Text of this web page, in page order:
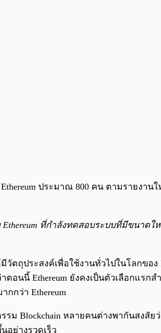
ประมาณ 800 คน ตามรายงาน
ที่กำลังทดสอบระบบที่มีขนาด
มีวัตถุประสงค์เพื่อใช้งานทั่วไปในโลกข
ตอนนี้ Ethereum ยังคงเป็นตัวเลือกแร
กกว่า Ethereum
ม Blockchain หลายคนต่างพากันสงสัย
อย่างรวดเร็ว